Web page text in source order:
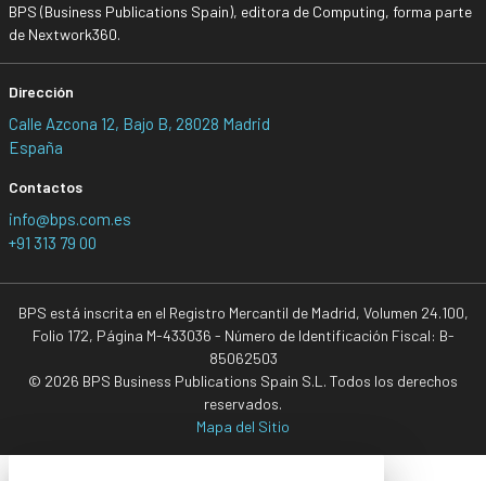
BPS (Business Publications Spain), editora de Computing, forma parte
de Nextwork360.
Dirección
Calle Azcona 12, Bajo B, 28028 Madrid
España
Contactos
info@bps.com.es
+91 313 79 00
BPS está inscrita en el Registro Mercantil de Madrid, Volumen 24.100,
Folio 172, Página M-433036 - Número de Identificación Fiscal: B-
85062503
© 2026 BPS Business Publications Spain S.L. Todos los derechos
reservados.
Mapa del Sitio